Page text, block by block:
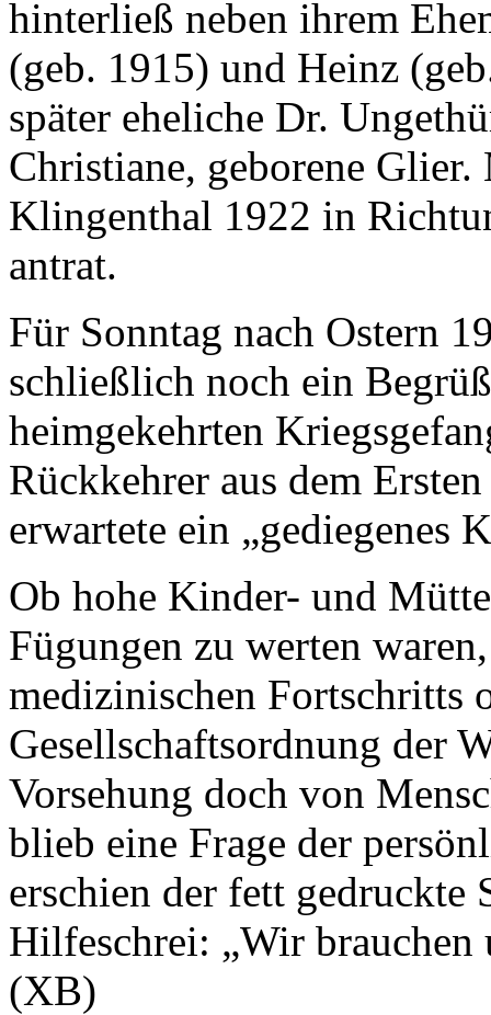
hinterließ neben ihrem
(geb. 1915) und Heinz
später eheliche Dr.
Christiane, geborene
Klingenthal 1922 in
antrat.
Für Sonntag nach Ostern
schließlich noch ein
heimgekehrten
Rückkehrer aus dem
erwartete ein „gediegenes
Ob hohe Kinder- und
Fügungen zu werten
medizinischen Fortschritts
Gesellschaftsordnung der
Vorsehung doch von
blieb eine Frage der
erschien der fett
Hilfeschrei: „Wir brauchen
(XB)